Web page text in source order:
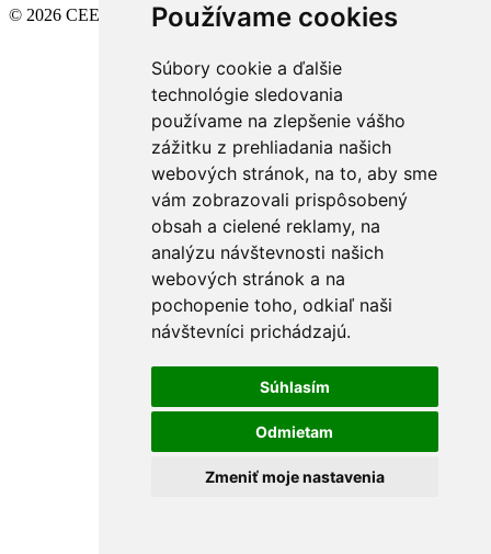
Používame cookies
Súbory cookie a ďalšie
technológie sledovania
používame na zlepšenie vášho
zážitku z prehliadania našich
webových stránok, na to, aby sme
vám zobrazovali prispôsobený
obsah a cielené reklamy, na
analýzu návštevnosti našich
webových stránok a na
pochopenie toho, odkiaľ naši
návštevníci prichádzajú.
Súhlasím
Odmietam
Zmeniť moje nastavenia
© 2026 CEE Commercial, s.r.o.